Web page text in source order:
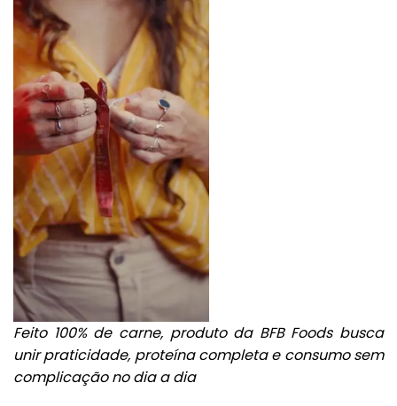
Feito 100% de carne, produto da BFB Foods busca
unir praticidade, proteína completa e consumo sem
complicação no dia a dia